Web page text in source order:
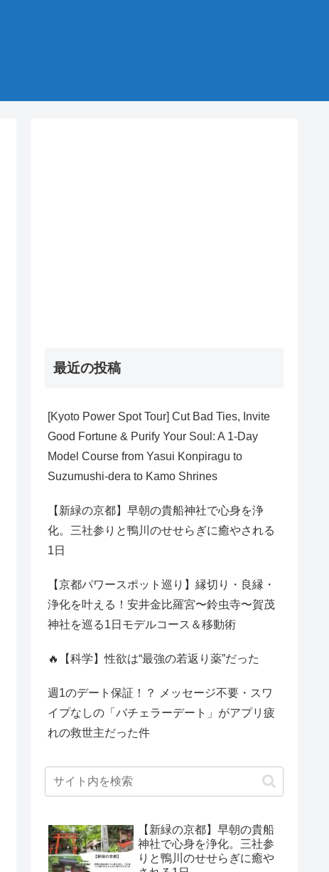
最近の投稿
[Kyoto Power Spot Tour] Cut Bad Ties, Invite
Good Fortune & Purify Your Soul: A 1-Day
Model Course from Yasui Konpiragu to
Suzumushi-dera to Kamo Shrines
【新緑の京都】早朝の貴船神社で心身を浄
化。三社参りと鴨川のせせらぎに癒やされる
1日
【京都パワースポット巡り】縁切り・良縁・
浄化を叶える！安井金比羅宮〜鈴虫寺〜賀茂
神社を巡る1日モデルコース＆移動術
🔥【科学】性欲は“最強の若返り薬”だった
週1のデート保証！？ メッセージ不要・スワ
イプなしの「バチェラーデート」がアプリ疲
れの救世主だった件
【新緑の京都】早朝の貴船
神社で心身を浄化。三社参
りと鴨川のせせらぎに癒や